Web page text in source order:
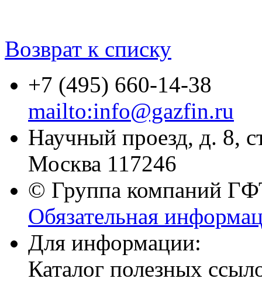
Возврат к списку
+7 (495) 660-14-38
mailto:info@gazfin.ru
Научный проезд, д. 8,
Москва 117246
© Группа компаний
Обязательная
Для информации:
Каталог полезных